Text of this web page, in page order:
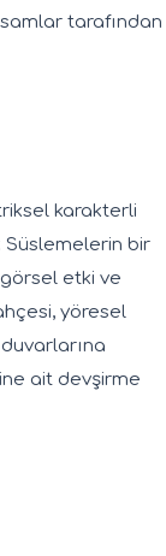
tarafından
karakterli
Süslemelerin bir
etki ve
yöresel
ait devşirme